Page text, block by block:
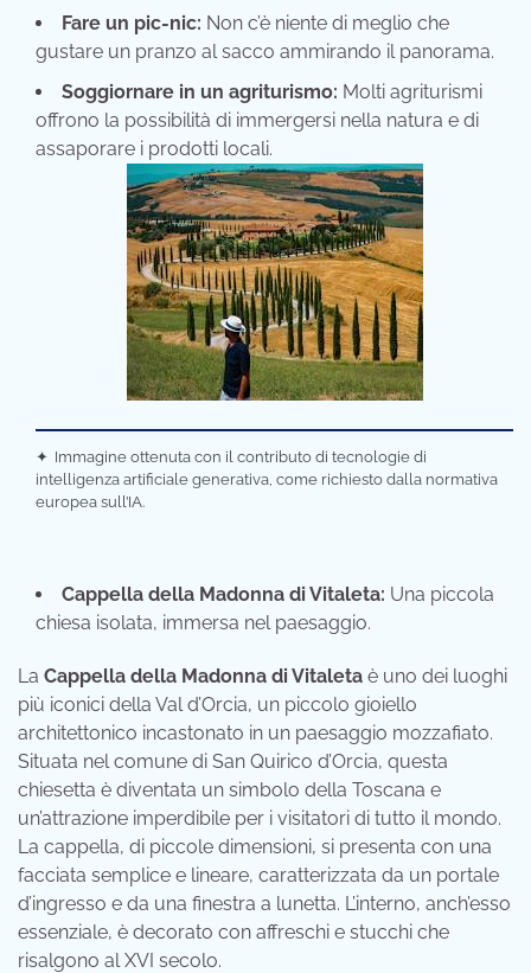
Fare un pic-nic: Non c’è niente di meglio che
gustare un pranzo al sacco ammirando il panorama.
Soggiornare in un agriturismo: Molti agriturismi
offrono la possibilità di immergersi nella natura e di
assaporare i prodotti locali.
✦ Immagine ottenuta con il contributo di tecnologie di
intelligenza artificiale generativa, come richiesto dalla normativa
europea sull’IA.
Cappella della Madonna di Vitaleta: Una piccola
chiesa isolata, immersa nel paesaggio.
La Cappella della Madonna di Vitaleta è uno dei luoghi
più iconici della Val d’Orcia, un piccolo gioiello
architettonico incastonato in un paesaggio mozzafiato.
Situata nel comune di San Quirico d’Orcia, questa
chiesetta è diventata un simbolo della Toscana e
un’attrazione imperdibile per i visitatori di tutto il mondo.
La cappella, di piccole dimensioni, si presenta con una
facciata semplice e lineare, caratterizzata da un portale
d’ingresso e da una finestra a lunetta. L’interno, anch’esso
essenziale, è decorato con affreschi e stucchi che
risalgono al XVI secolo.